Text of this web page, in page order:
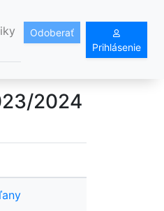
Odoberať
Prihlásenie
2024